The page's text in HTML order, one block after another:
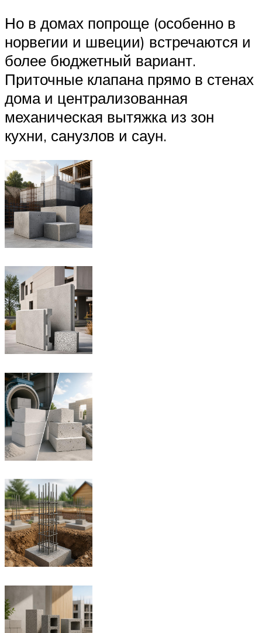
Но в домах попроще (особенно в
норвегии и швеции) встречаются и
более бюджетный вариант.
Приточные клапана прямо в стенах
дома и централизованная
механическая вытяжка из зон
кухни, санузлов и саун.